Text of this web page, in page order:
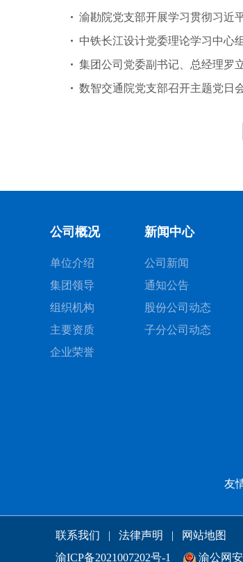
渝勘院党支部开展学习贯彻习近
中铁长江设计党委理论学习中心
集团公司党委副书记、总经理罗
数智交通院党支部召开主题党日
公司概况
单位介绍
集团领导
组织机构
主要资质
企业荣誉
新闻中心
公司新闻
通知公告
股份公司动态
子分公司动态
友
联系我们 | 法律声明 | 网站地图
渝ICP备2021007202号-1
渝公网